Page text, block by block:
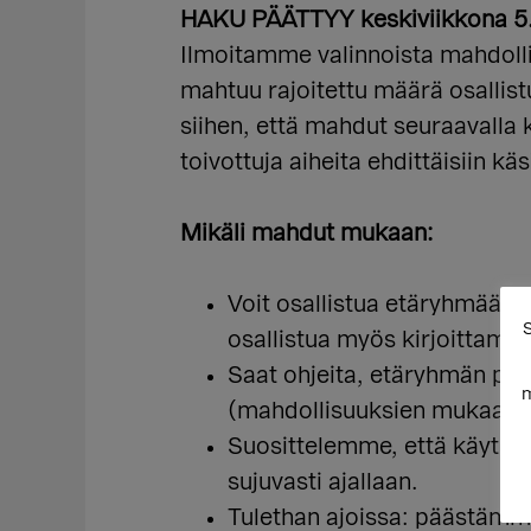
HAKU PÄÄTTYY keskiviikkona
Ilmoitamme valinnoista
mahtuu rajoitettu määrä
siihen, että mahdut
toivottuja aiheita ehdittäisiin
Mikäli mahdut mukaan:
Voit osallistua etäryhmään
osallistua myös
Saat ohjeita, etäryhmän
(mahdollisuuksien mukaan
Suosittelemme, että käyt
sujuvasti ajallaan.
Tulethan ajoissa: